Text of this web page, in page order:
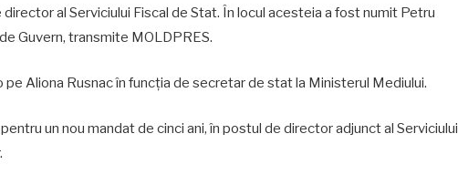
al Serviciului Fiscal de Stat. În locul acesteia a fost numit Petru
Guvern, transmite MOLDPRES.
Aliona Rusnac în funcția de secretar de stat la Ministerul Mediului.
un nou mandat de cinci ani, în postul de director adjunct al Serviciului